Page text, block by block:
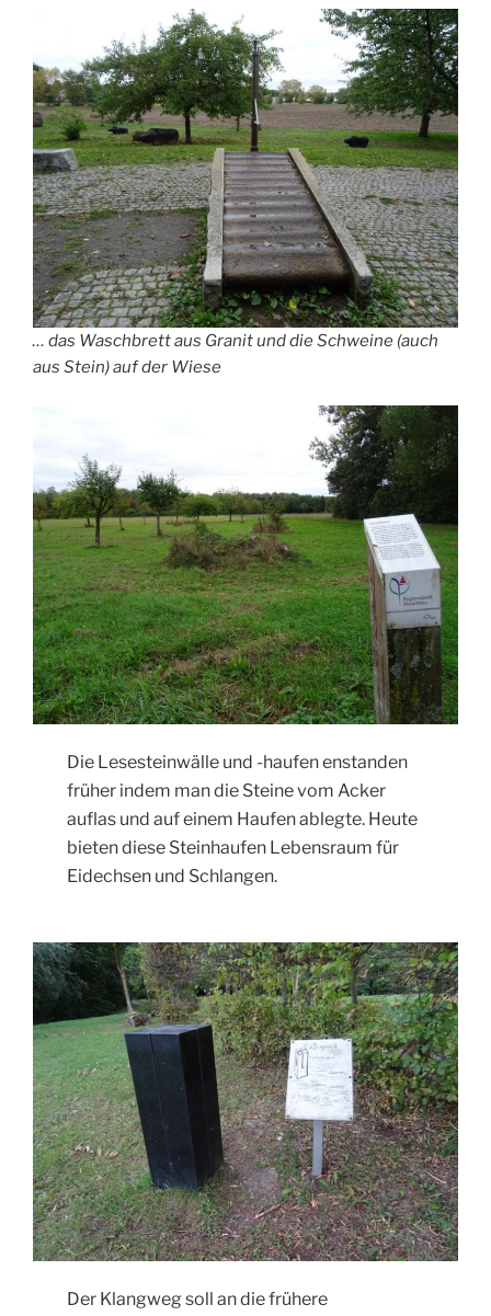
… das Waschbrett aus Granit und die Schweine (auch
aus Stein) auf der Wiese
Die Lesesteinwälle und -haufen enstanden
früher indem man die Steine vom Acker
auflas und auf einem Haufen ablegte. Heute
bieten diese Steinhaufen Lebensraum für
Eidechsen und Schlangen.
Der Klangweg soll an die frühere